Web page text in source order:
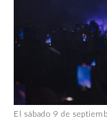
El sábado 9 de